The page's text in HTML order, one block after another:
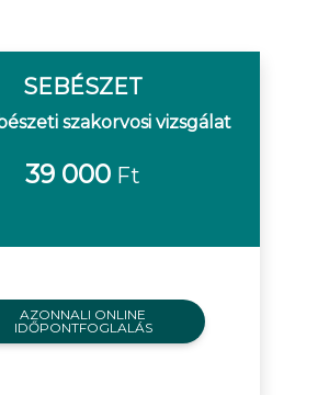
SEBÉSZET
szakorvosi vizsgálat
39 000 Ft
AZONNALI ONLINE
IDŐPONTFOGLALÁS